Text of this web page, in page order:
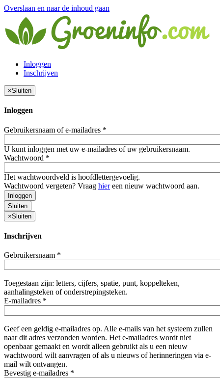
Overslaan en naar de inhoud gaan
Inloggen
Inschrijven
×Sluiten
Inloggen
Gebruikersnaam of e-mailadres *
U kunt inloggen met uw e-mailadres of uw gebruikersnaam.
Wachtwoord *
Het wachtwoordveld is hoofdlettergevoelig.
Wachtwoord vergeten? Vraag hiereen nieuw wachtwoord aan.
Inloggen
Sluiten
×Sluiten
Inschrijven
Gebruikersnaam *
Toegestaan zijn: letters, cijfers, spatie, punt, koppelteken,
aanhalingsteken of onderstrepingsteken.
E-mailadres *
Geef een geldig e-mailadres op. Alle e-mails van het systeem zullen
naar dit adres verzonden worden. Het e-mailadres wordt niet
openbaar gemaakt en wordt alleen gebruikt als u een nieuw
wachtwoord wilt aanvragen of als u nieuws of herinneringen via e-
mail wilt ontvangen.
Bevestig e-mailadres *